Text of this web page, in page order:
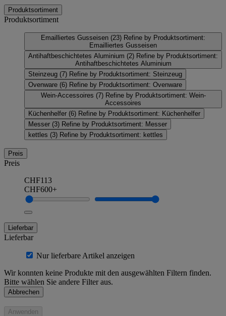
Produktsortiment
Produktsortiment
Emailliertes Gusseisen (23) Refine by Produktsortiment:
Emailliertes Gusseisen
Antihaftbeschichtetes Aluminium (2) Refine by Produktsortiment:
Antihaftbeschichtetes Aluminium
Steinzeug (7) Refine by Produktsortiment: Steinzeug
Ovenware (6) Refine by Produktsortiment: Ovenware
Wein-Accessoires (7) Refine by Produktsortiment: Wein-
Accessoires
Küchenhelfer (6) Refine by Produktsortiment: Küchenhelfer
Messer (3) Refine by Produktsortiment: Messer
kettles (3) Refine by Produktsortiment: kettles
Preis
Preis
CHF113
CHF600+
Lieferbar
Lieferbar
Nur lieferbare Artikel anzeigen
Wir konnten keine Produkte mit den ausgewählten Filtern finden.
Bitte wählen Sie andere Filter aus.
Abbrechen
Anwenden